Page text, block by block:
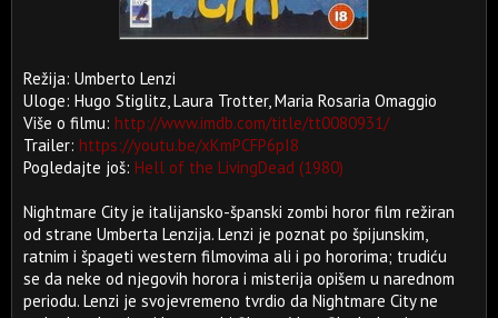
Režija: Umberto Lenzi
Uloge: Hugo Stiglitz, Laura Trotter, Maria Rosaria Omaggio
Više o filmu: http://www.imdb.com/title/tt0080931/
Trailer: https://youtu.be/xKmPCFP6pI8
Pogledajte još: Hell of the LivingDead (1980)
Nightmare City je italijansko-španski zombi horor film režiran
od strane Umberta Lenzija. Lenzi je poznat po špijunskim,
ratnim i špageti western filmovima ali i po hororima; trudiću
se da neke od njegovih horora i misterija opišem u narednom
periodu. Lenzi je svojevremeno tvrdio da Nightmare City ne